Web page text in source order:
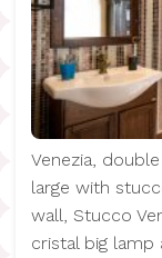
Venezia,
large with
wall, Stucco
cristal big lamp